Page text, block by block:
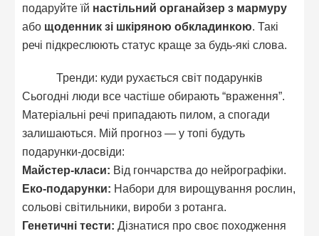
подаруйте їй настільний органайзер з мармуру
або щоденник зі шкіряною обкладинкою. Такі
речі підкреслюють статус краще за будь-які слова.
Тренди: куди рухається світ подарунків
Сьогодні люди все частіше обирають “враження”.
Матеріальні речі припадають пилом, а спогади
залишаються. Мій прогноз — у топі будуть
подарунки-досвіди:
Майстер-класи: Від гончарства до нейрографіки.
Еко-подарунки: Набори для вирощування рослин,
сольові світильники, вироби з ротанга.
Генетичні тести: Дізнатися про своє походження